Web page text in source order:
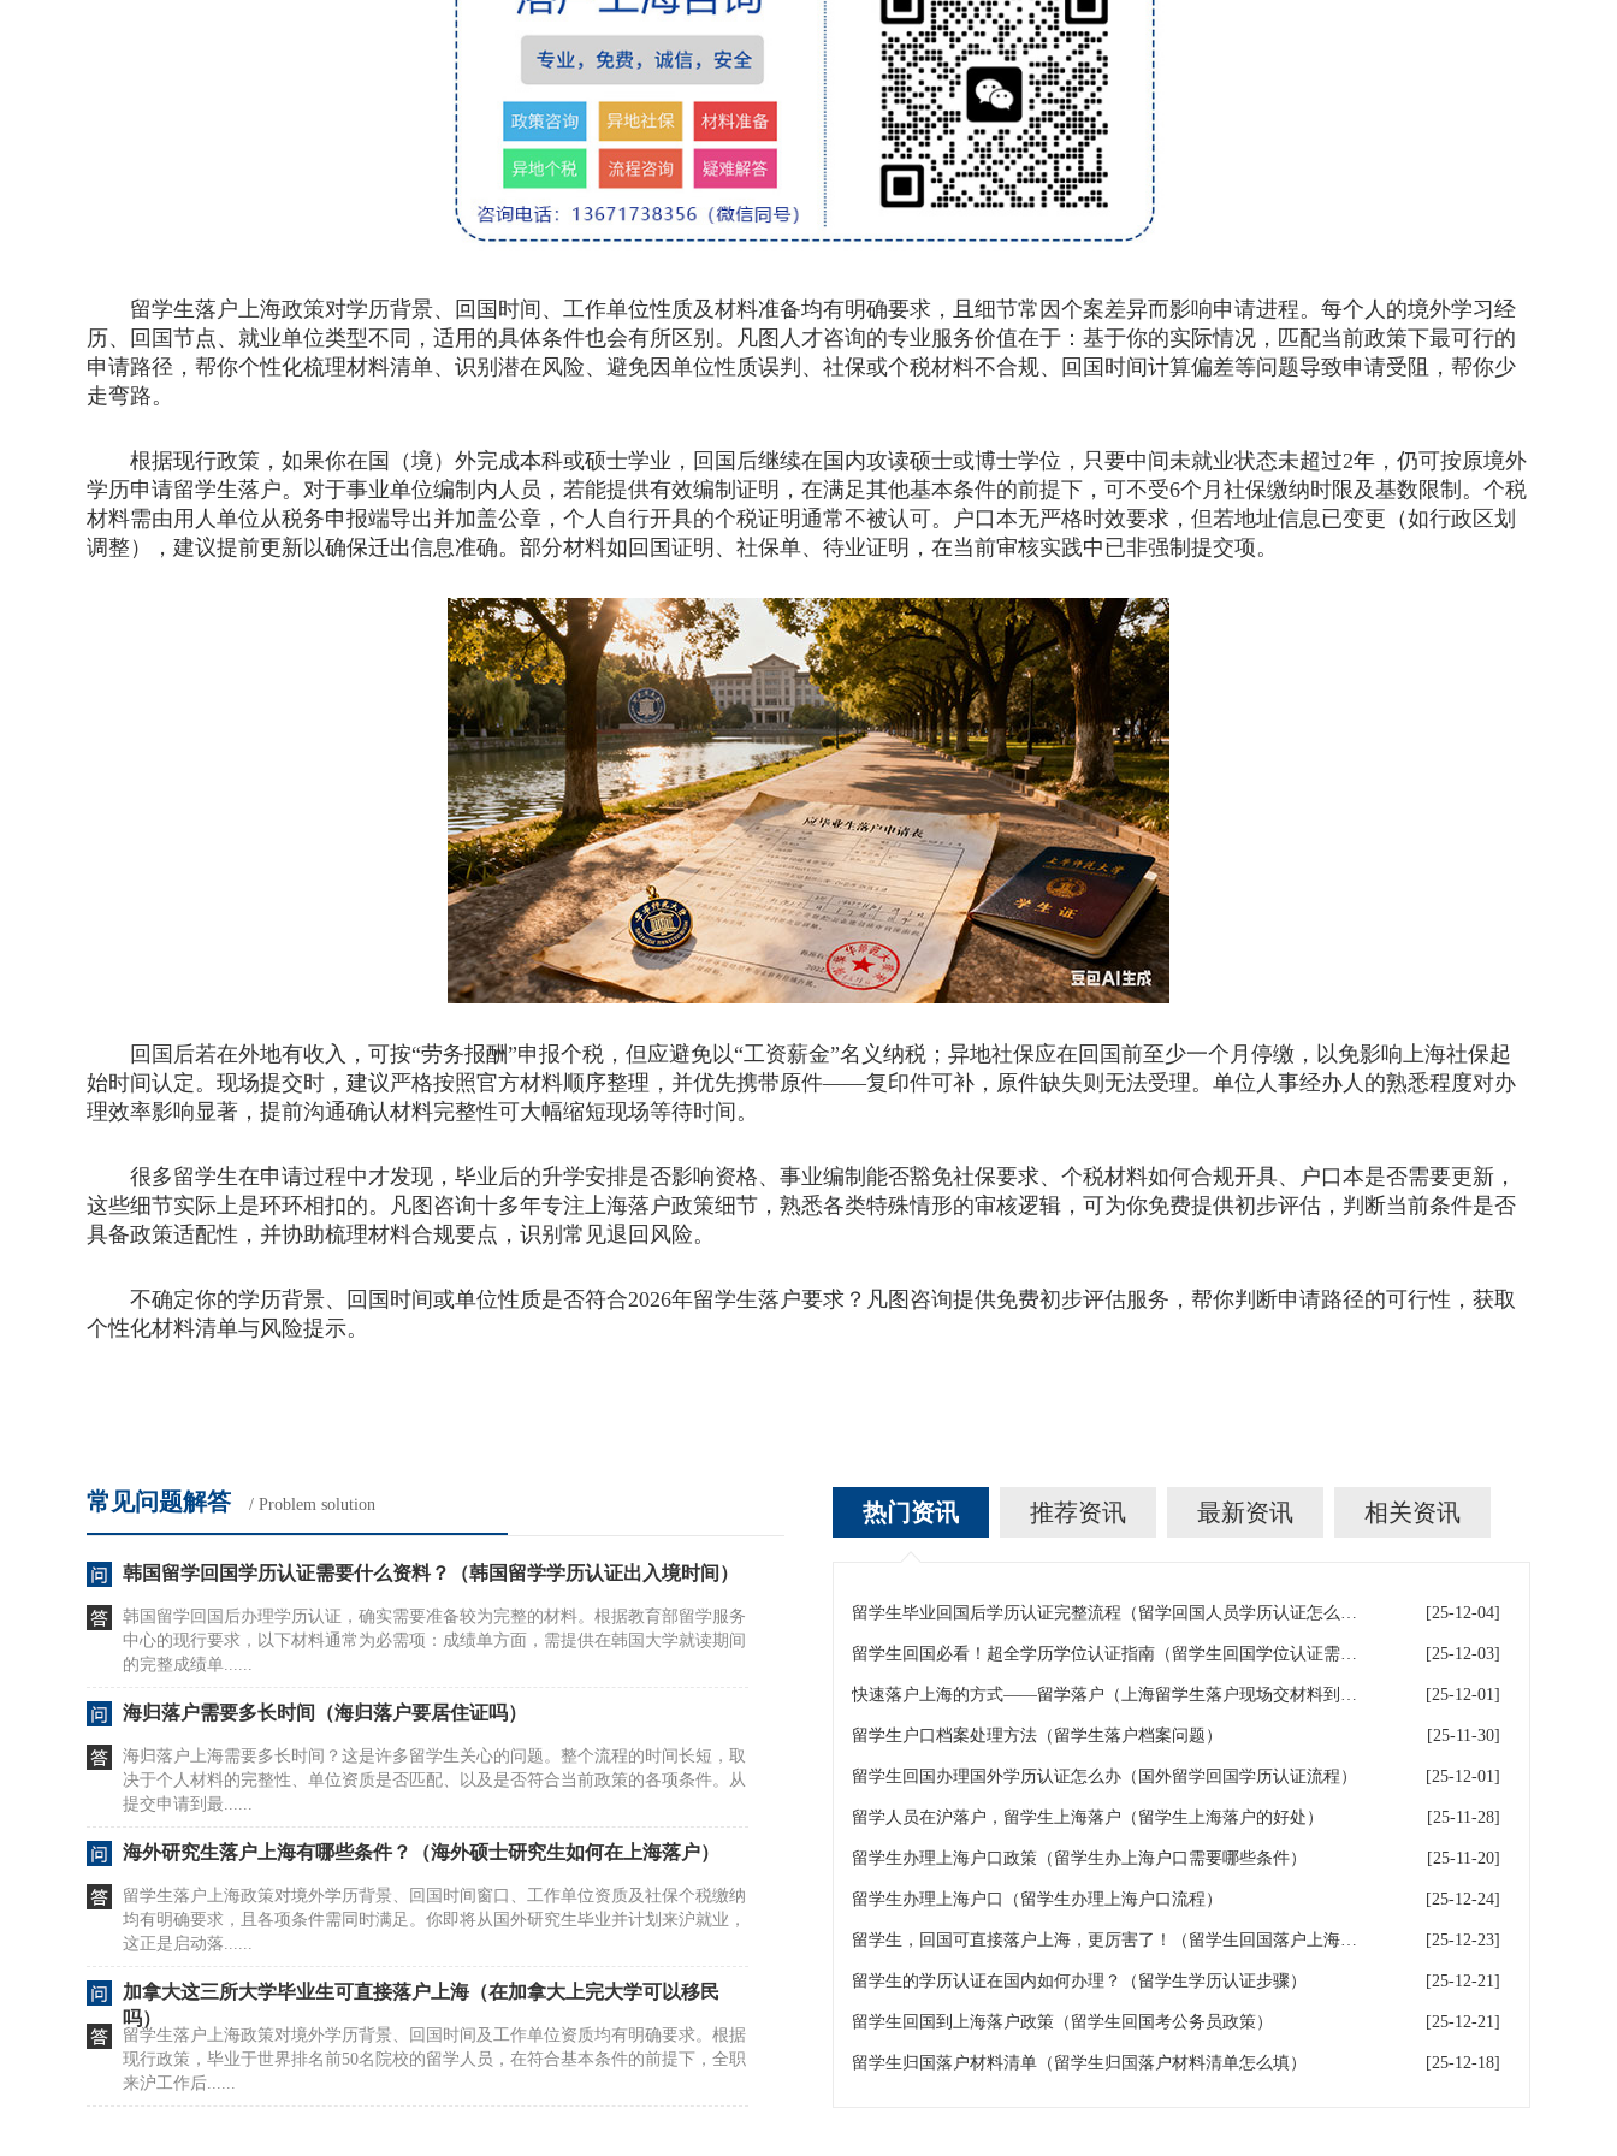
留学生落户上海政策对学历背景、回国时间、工作单位性质及材料准备均有明确要求，且细节常因个案差异而影响申请进程。每个人的境外学习经
历、回国节点、就业单位类型不同，适用的具体条件也会有所区别。凡图人才咨询的专业服务价值在于：基于你的实际情况，匹配当前政策下最可行的
申请路径，帮你个性化梳理材料清单、识别潜在风险、避免因单位性质误判、社保或个税材料不合规、回国时间计算偏差等问题导致申请受阻，帮你少
走弯路。
根据现行政策，如果你在国（境）外完成本科或硕士学业，回国后继续在国内攻读硕士或博士学位，只要中间未就业状态未超过2年，仍可按原境外
学历申请留学生落户。对于事业单位编制内人员，若能提供有效编制证明，在满足其他基本条件的前提下，可不受6个月社保缴纳时限及基数限制。个税
材料需由用人单位从税务申报端导出并加盖公章，个人自行开具的个税证明通常不被认可。户口本无严格时效要求，但若地址信息已变更（如行政区划
调整），建议提前更新以确保迁出信息准确。部分材料如回国证明、社保单、待业证明，在当前审核实践中已非强制提交项。
回国后若在外地有收入，可按“劳务报酬”申报个税，但应避免以“工资薪金”名义纳税；异地社保应在回国前至少一个月停缴，以免影响上海社保起
始时间认定。现场提交时，建议严格按照官方材料顺序整理，并优先携带原件——复印件可补，原件缺失则无法受理。单位人事经办人的熟悉程度对办
理效率影响显著，提前沟通确认材料完整性可大幅缩短现场等待时间。
很多留学生在申请过程中才发现，毕业后的升学安排是否影响资格、事业编制能否豁免社保要求、个税材料如何合规开具、户口本是否需要更新，
这些细节实际上是环环相扣的。凡图咨询十多年专注上海落户政策细节，熟悉各类特殊情形的审核逻辑，可为你免费提供初步评估，判断当前条件是否
具备政策适配性，并协助梳理材料合规要点，识别常见退回风险。
不确定你的学历背景、回国时间或单位性质是否符合2026年留学生落户要求？凡图咨询提供免费初步评估服务，帮你判断申请路径的可行性，获取
个性化材料清单与风险提示。
常见问题解答 / Problem solution
韩国留学回国学历认证需要什么资料？（韩国留学学历认证出入境时间）
韩国留学回国后办理学历认证，确实需要准备较为完整的材料。根据教育部留学服务
中心的现行要求，以下材料通常为必需项：成绩单方面，需提供在韩国大学就读期间
的完整成绩单......
海归落户需要多长时间（海归落户要居住证吗）
海归落户上海需要多长时间？这是许多留学生关心的问题。整个流程的时间长短，取
决于个人材料的完整性、单位资质是否匹配、以及是否符合当前政策的各项条件。从
提交申请到最......
海外研究生落户上海有哪些条件？（海外硕士研究生如何在上海落户）
留学生落户上海政策对境外学历背景、回国时间窗口、工作单位资质及社保个税缴纳
均有明确要求，且各项条件需同时满足。你即将从国外研究生毕业并计划来沪就业，
这正是启动落......
加拿大这三所大学毕业生可直接落户上海（在加拿大上完大学可以移民
吗）
留学生落户上海政策对境外学历背景、回国时间及工作单位资质均有明确要求。根据
现行政策，毕业于世界排名前50名院校的留学人员，在符合基本条件的前提下，全职
来沪工作后......
热门资讯 推荐资讯 最新资讯 相关资讯
留学生毕业回国后学历认证完整流程（留学回国人员学历认证怎么办） [25-12-04]
留学生回国必看！超全学历学位认证指南（留学生回国学位认证需要多长时间） [25-12-03]
快速落户上海的方式——留学落户（上海留学生落户现场交材料到通过要多久） [25-12-01]
留学生户口档案处理方法（留学生落户档案问题） [25-11-30]
留学生回国办理国外学历认证怎么办（国外留学回国学历认证流程） [25-12-01]
留学人员在沪落户，留学生上海落户（留学生上海落户的好处） [25-11-28]
留学生办理上海户口政策（留学生办上海户口需要哪些条件） [25-11-20]
留学生办理上海户口（留学生办理上海户口流程） [25-12-24]
留学生，回国可直接落户上海，更厉害了！（留学生回国落户上海有期限吗） [25-12-23]
留学生的学历认证在国内如何办理？（留学生学历认证步骤） [25-12-21]
留学生回国到上海落户政策（留学生回国考公务员政策） [25-12-21]
留学生归国落户材料清单（留学生归国落户材料清单怎么填） [25-12-18]